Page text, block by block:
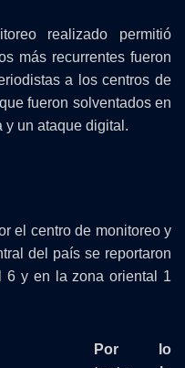
realizado permitió
más recurrentes fueron
a los centros de
fueron solventados en
y un ataque digital.
el centro de monitoreo y
del país se reportaron
6 y en la zona oriental 1
Por lo